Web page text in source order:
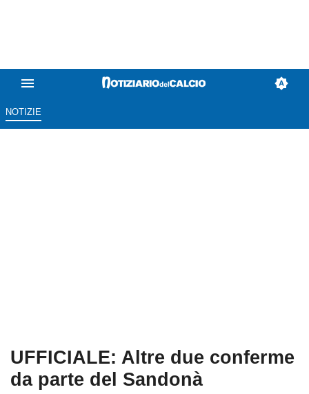
NOTIZIE
UFFICIALE: Altre due conferme
da parte del Sandonà